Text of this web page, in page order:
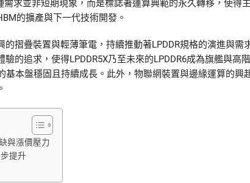
求並非短期現象，而是標誌著運算典範的永久轉移，使得
的擴產與下一代技術開發。
摺疊裝置與輕薄筆電，持續推動著LPDDR規格的演進與需
的追求，使得LPDDR5X乃至未來的LPDDR6成為旗艦與高
基本盤穩固且持續成長。此外，物聯網裝置與邊緣運算的興
與漲價壓力
提升